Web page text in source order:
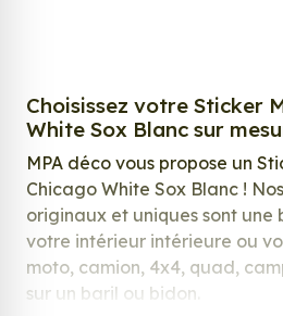
Choisissez votre Sticker
White Sox Blanc sur
MPA déco vous propose un
Chicago White Sox Blanc !
originaux et uniques sont une
votre intérieur intérieure ou
moto, camion, 4x4, quad,
sur un baril ou bidon.